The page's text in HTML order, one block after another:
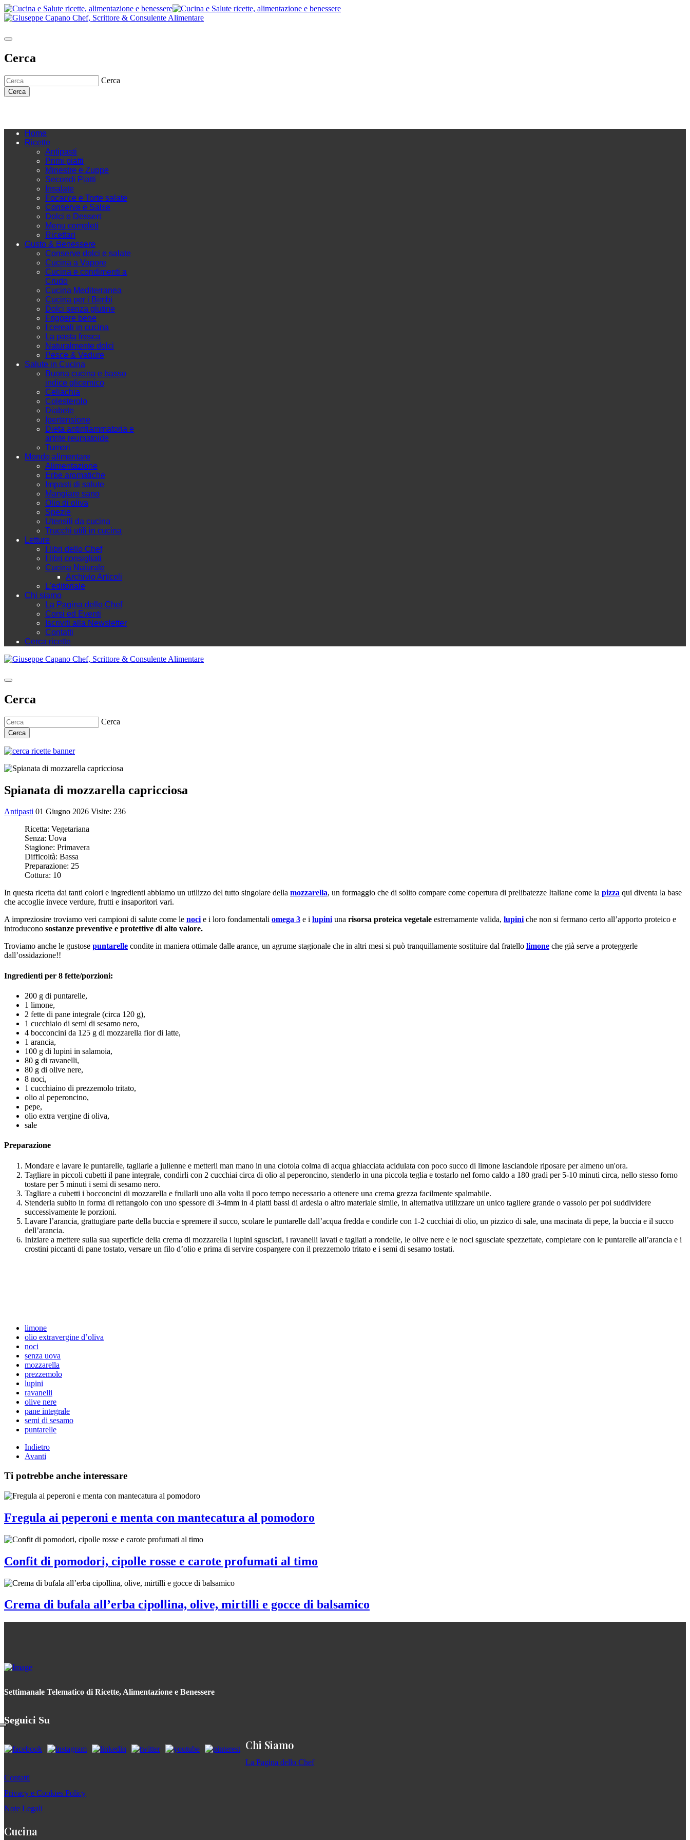
Cerca
Cerca
Cerca
Home
Ricette
Antipasti
Primi piatti
Minestre e Zuppe
Secondi Piatti
Insalate
Focacce e Torte salate
Conserve e Salse
Dolci e Dessert
Menu completi
Ricettari
Gusto & Benessere
Conserve dolci e salate
Cucina a Vapore
Cucina e condimenti a
Crudo
Cucina Mediterranea
Cucina per i Bimbi
Dolci senza glutine
Friggere bene
I cereali in cucina
La pasta fresca
Naturalmente dolci
Pesce & Vedure
Salute in Cucina
Buona cucina e basso
indice glicemico
Celiachia
Colesterolo
Diabete
Ipertensione
Dieta antinfiammatoria e
artrite reumatoide
Tumori
Mondo alimentare
Alimentazione
Erbe aromatiche
Impasti di salute
Mangiare sano
Olio di oliva
Spezie
Utensili da cucina
Trucchi utili in cucina
Letture
I libri dello Chef
I libri consigliati
Cucina Naturale
Archivio Articoli
L'editoriale
Chi siamo
La Pagina dello Chef
Corsi ed Eventi
Iscriviti alla Newsletter
Contatti
Cerca ricette
Cerca
Cerca
Cerca
Spianata di mozzarella capricciosa
Antipasti 01 Giugno 2026 Visite: 236
Ricetta: Vegetariana
Senza: Uova
Stagione: Primavera
Difficoltà: Bassa
Preparazione: 25
Cottura: 10
In questa ricetta dai tanti colori e ingredienti abbiamo un utilizzo del tutto singolare della mozzarella, un formaggio che di solito compare come copertura di prelibatezze Italiane come la pizza qui diventa la base
che accoglie invece verdure, frutti e insaporitori vari.
A impreziosire troviamo veri campioni di salute come le nocie i loro fondamentali omega 3 e i lupiniuna risorsa proteica vegetale estremamente valida, lupiniche non si fermano certo all’apporto proteico e
introducono sostanze preventive e protettive di alto valore.
Troviamo anche le gustose puntarelle condite in maniera ottimale dalle arance, un agrume stagionale che in altri mesi si può tranquillamente sostituire dal fratello limone che già serve a proteggerle
dall’ossidazione!!
Ingredienti per 8 fette/porzioni:
200 g di puntarelle,
1 limone,
2 fette di pane integrale (circa 120 g),
1 cucchiaio di semi di sesamo nero,
4 bocconcini da 125 g di mozzarella fior di latte,
1 arancia,
100 g di lupini in salamoia,
80 g di ravanelli,
80 g di olive nere,
8 noci,
1 cucchiaino di prezzemolo tritato,
olio al peperoncino,
pepe,
olio extra vergine di oliva,
sale
Preparazione
Mondare e lavare le puntarelle, tagliarle a julienne e metterli man mano in una ciotola colma di acqua ghiacciata acidulata con poco succo di limone lasciandole riposare per almeno un'ora.
Tagliare in piccoli cubetti il pane integrale, condirli con 2 cucchiai circa di olio al peperoncino, stenderlo in una piccola teglia e tostarlo nel forno caldo a 180 gradi per 5-10 minuti circa, nello stesso forno
tostare per 5 minuti i semi di sesamo nero.
Tagliare a cubetti i bocconcini di mozzarella e frullarli uno alla volta il poco tempo necessario a ottenere una crema grezza facilmente spalmabile.
Stenderla subito in forma di rettangolo con uno spessore di 3-4mm in 4 piatti bassi di ardesia o altro materiale simile, in alternativa utilizzare un unico tagliere grande o vassoio per poi suddividere
successivamente le porzioni.
Lavare l’arancia, grattugiare parte della buccia e spremere il succo, scolare le puntarelle dall’acqua fredda e condirle con 1-2 cucchiai di olio, un pizzico di sale, una macinata di pepe, la buccia e il succo
dell’arancia.
Iniziare a mettere sulla sua superficie della crema di mozzarella i lupini sgusciati, i ravanelli lavati e tagliati a rondelle, le olive nere e le noci sgusciate spezzettate, completare con le puntarelle all’arancia e i
crostini piccanti di pane tostato, versare un filo d’olio e prima di servire cospargere con il prezzemolo tritato e i semi di sesamo tostati.
limone
olio extravergine d’oliva
noci
senza uova
mozzarella
prezzemolo
lupini
ravanelli
olive nere
pane integrale
semi di sesamo
puntarelle
Indietro
Avanti
Ti potrebbe anche interessare
Fregula ai peperoni e menta con mantecatura al pomodoro
Confit di pomodori, cipolle rosse e carote profumati al timo
Crema di bufala all’erba cipollina, olive, mirtilli e gocce di balsamico
Settimanale Telematico di Ricette, Alimentazione e Benessere
Seguici Su
Chi Siamo
La Pagina dello Chef
Contatti
Privacy e Cookies Policy
Note Legali
Cucina